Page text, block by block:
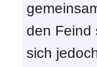
den Feind
sich